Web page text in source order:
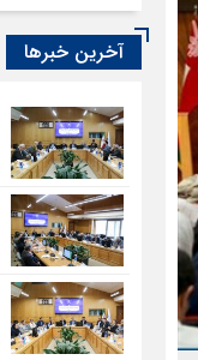
آخرین خبرها